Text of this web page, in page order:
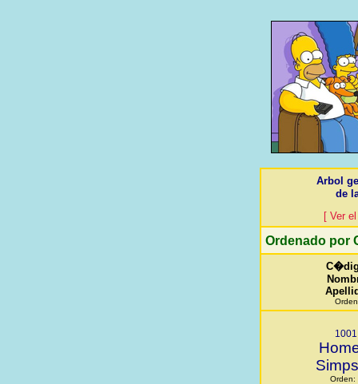
Arbol
de
[ Ver
Ordenado por
Orden
1001
Orden: